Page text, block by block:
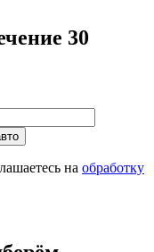
30
на обработку